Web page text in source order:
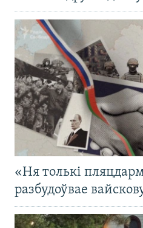
«Ня толькі
разбудоўвае